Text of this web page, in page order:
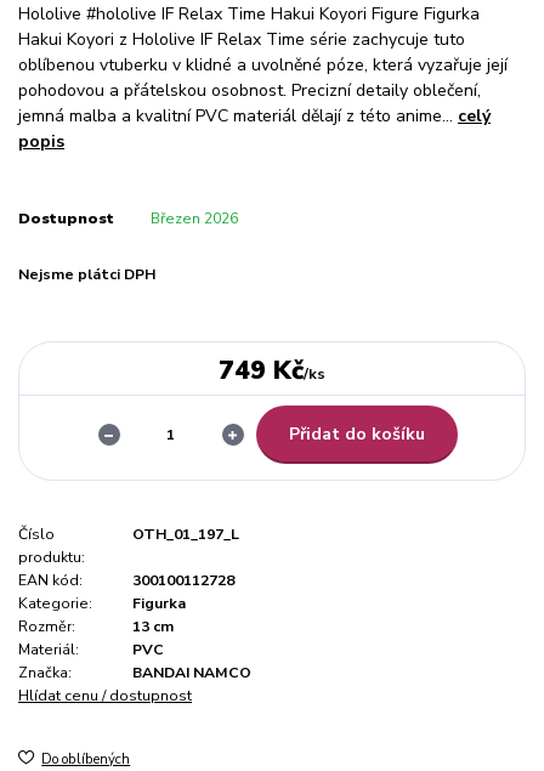
Hololive #hololive IF Relax Time Hakui Koyori Figure Figurka
Hakui Koyori z Hololive IF Relax Time série zachycuje tuto
oblíbenou vtuberku v klidné a uvolněné póze, která vyzařuje její
pohodovou a přátelskou osobnost. Precizní detaily oblečení,
jemná malba a kvalitní PVC materiál dělají z této anime... celý
popis
Dostupnost Březen 2026
Nejsme plátci DPH
749 Kč/ks
Přidat do košíku
Číslo
produktu:
OTH_01_197_L
EAN kód:
300100112728
Kategorie:
Figurka
Rozměr:
13 cm
Materiál:
PVC
Značka:
BANDAI NAMCO
Hlídat cenu / dostupnost
Do oblíbených